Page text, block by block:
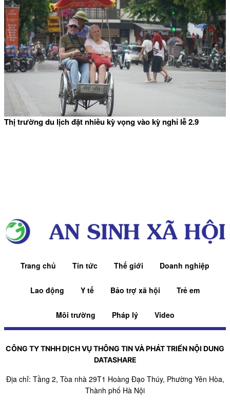
Thị trường du lịch đặt nhiều kỳ vọng vào kỳ nghỉ lễ 2.9
Trang chủ Tin tức Thế giới Doanh nghiệp
Lao động Y tế Bảo trợ xã hội Trẻ em
Môi trường Pháp lý Video
CÔNG TY TNHH DỊCH VỤ THÔNG TIN VÀ PHÁT TRIỂN NỘI DUNG
DATASHARE
Địa chỉ: Tầng 2, Tòa nhà 29T1 Hoàng Đạo Thúy, Phường Yên Hòa,
Thành phố Hà Nội